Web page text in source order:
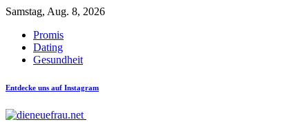
Samstag, Aug. 8, 2026
Promis
Dating
Gesundheit
Entdecke uns auf Instagram